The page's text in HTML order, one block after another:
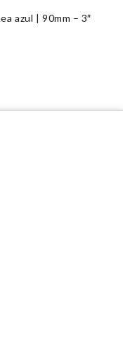
azul | 90mm – 3″